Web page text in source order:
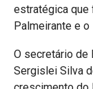
estratégica que
Palmeirante e o
O secretário de
Sergislei Silva